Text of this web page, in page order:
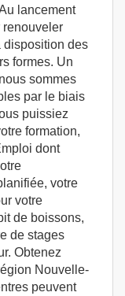
lancement
renouveler
disposition des
formes. Un
sommes
par le biais
puissiez
formation,
dont
votre
votre
de boissons,
de stages
Obtenez
Nouvelle-
peuvent